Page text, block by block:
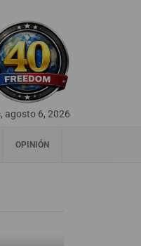
agosto 6, 2026
OPINIÓN